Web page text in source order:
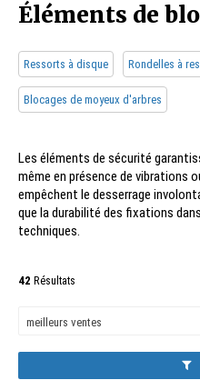
Éléments de
Ressorts à disque Rondelles à
Blocages de moyeux d'arbres
Les éléments de sécurité
même en présence de vibrations
empêchent le desserrage
que la durabilité des fixations
techniques.
42 Résultats